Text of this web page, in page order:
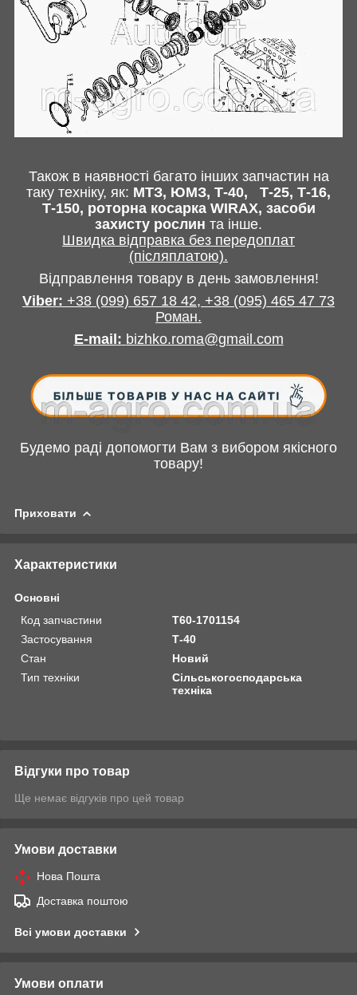
Також в наявності багато інших запчастин на
таку техніку, як: МТЗ, ЮМЗ, Т-40,
Т-25, Т-16,
Т-150, роторна косарка WIRAX, засоби
захисту рослин та інше.
Швидка відправка без передоплат
(післяплатою).
Відправлення товару в день замовлення!
Viber: +38 (099) 657 18 42, +38 (095) 465 47 73
Роман.
E-mail: bizhko.roma@gmail.com
Будемо раді допомогти Вам з вибором якісного
товару!
Приховати
Характеристики
Основні
Код запчастини
Т60-1701154
Застосування
Т-40
Стан
Новий
Тип техніки
Сільськогосподарська
техніка
Відгуки про товар
Ще немає відгуків про цей товар
Умови доставки
Нова Пошта
Доставка поштою
Всі умови доставки
Умови оплати